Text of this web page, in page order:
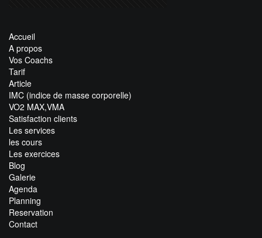
Accueil
A propos
Vos Coachs
Tarif
Article
IMC (indice de masse corporelle)
VO2 MAX,VMA
Satisfaction clients
Les services
les cours
Les exercices
Blog
Galerie
Agenda
Planning
Reservation
Contact